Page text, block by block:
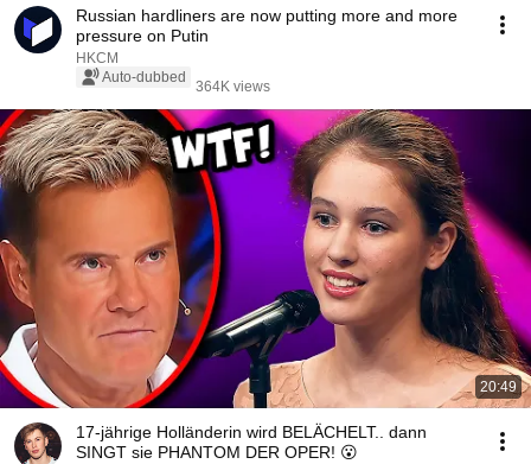
Russian hardliners are now putting more and more
pressure on Putin
HKCM
Auto-dubbed
364K views
20:49
17-jährige Holländerin wird BELÄCHELT.. dann
SINGT sie PHANTOM DER OPER! 😮